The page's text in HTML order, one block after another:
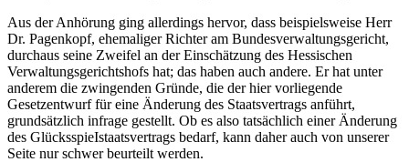
Aus der Anhörung ging allerdings hervor, dass beispielsweise Herr
Dr. Pagenkopf, ehemaliger Richter am Bundesverwaltungsgericht,
durchaus seine Zweifel an der Einschätzung des Hessischen
Verwaltungsgerichtshofs hat; das haben auch andere. Er hat unter
anderem die zwingenden Gründe, die der hier vorliegende
Gesetzentwurf für eine Änderung des Staatsvertrags anführt,
grundsätzlich infrage gestellt. Ob es also tatsächlich einer Änderung
des GlücksspieIstaatsvertrags bedarf, kann daher auch von unserer
Seite nur schwer beurteilt werden.